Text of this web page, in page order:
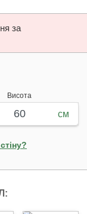
за
Висота
см